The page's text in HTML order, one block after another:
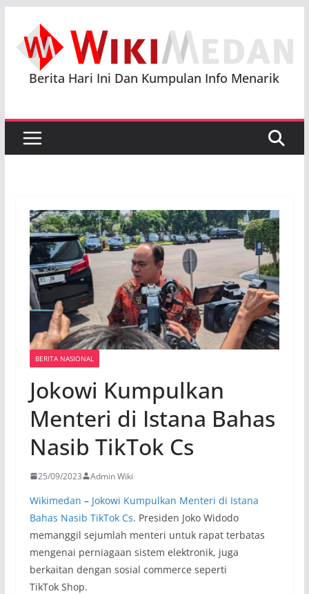
content
Berita Hari Ini Dan Kumpulan Info Menarik
BERITA NASIONAL
Jokowi Kumpulkan
Menteri di Istana Bahas
Nasib TikTok Cs
25/09/2023 Admin Wiki
Wikimedan – Jokowi Kumpulkan Menteri di Istana
Bahas Nasib TikTok Cs. Presiden Joko Widodo
memanggil sejumlah menteri untuk rapat terbatas
mengenai perniagaan sistem elektronik, juga
berkaitan dengan sosial commerce seperti
TikTok Shop.